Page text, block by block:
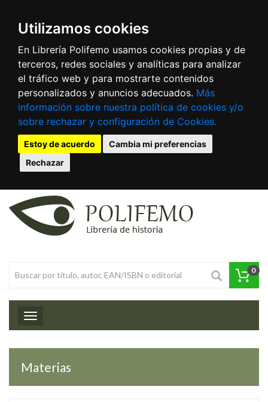
Utilizamos cookies
En Librería Polifemo usamos cookies propias y de
terceros, redes sociales y analíticas para analizar
el tráfico web y para mostrarte contenidos
personalizados y anuncios adecuados. Más
información sobre nuestra política de cookies y/o
sobre rechazar y configuración de Cookies.
Estoy de acuerdo
Cambia mi preferencias
Rechazar
0
Toggle navigation
Materias